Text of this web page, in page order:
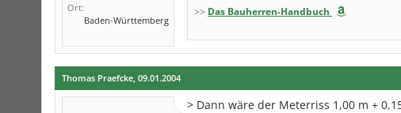
Ort:
Baden-Württemberg
>> Das Bauherren-Handbuch
Thomas Praefcke, 09.01.2004
> Dann wäre der Meterriss 1,00 m +